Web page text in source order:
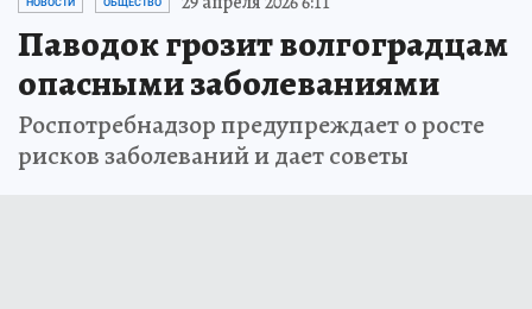
НОВОСТИ ОБЩЕСТВО
Паводок грозит волгоградцам
опасными заболеваниями
Роспотребнадзор предупреждает о росте
рисков заболеваний и дает советы